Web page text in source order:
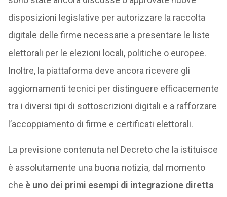
disposizioni legislative per autorizzare la raccolta
digitale delle firme necessarie a presentare le liste
elettorali per le elezioni locali, politiche o europee.
Inoltre, la piattaforma deve ancora ricevere gli
aggiornamenti tecnici per distinguere efficacemente
tra i diversi tipi di sottoscrizioni digitali e a rafforzare
l’accoppiamento di firme e certificati elettorali.
La previsione contenuta nel Decreto che la istituisce
è assolutamente una buona notizia, dal momento
che è uno dei primi esempi di integrazione diretta